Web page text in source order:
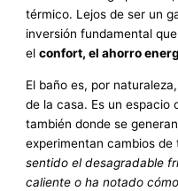
térmico. Lejos de ser un
inversión fundamental
elconfort, el ahorro
El baño es, por
de la casa. Es un espacio
también donde se
experimentan cambios de
sentido el desagradable
caliente o ha notado